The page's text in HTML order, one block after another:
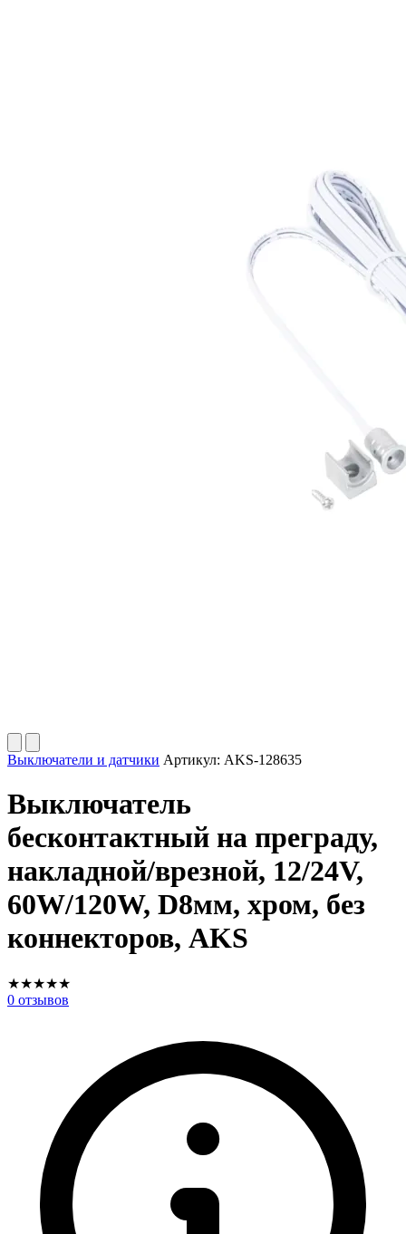
Выключатели и датчики Артикул: AKS-128635
Выключатель
бесконтактный на преграду,
накладной/врезной, 12/24V,
60W/120W, D8мм, хром, без
коннекторов, AKS
★★★★★
0 отзывов